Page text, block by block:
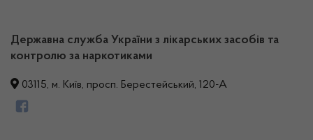
Державна служба України з лікарських засобів та
контролю за наркотиками
03115, м. Київ, просп. Берестейський, 120-А